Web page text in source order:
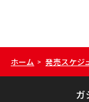
ホーム > 発売スケジ
ガ